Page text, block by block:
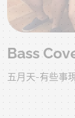
Bass
五月天-有些事